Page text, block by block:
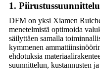
1.
DFM on yksi Xiamen
menetelmistä optimoida
säilyttäen samalla
kymmenen
ehdotuksia
suunnittelun, kustannusten